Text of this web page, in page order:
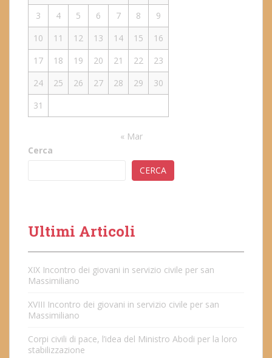
3
4 5 6 7 8
9
10
11 12 13 14 15
16
17
18 19 20 21 22
23
24
25 26 27 28 29
30
31
« Mar
Cerca
CERCA
Ultimi Articoli
XIX Incontro dei giovani in servizio civile per san
Massimiliano
XVIII Incontro dei giovani in servizio civile per san
Massimiliano
Corpi civili di pace, l’idea del Ministro Abodi per la loro
stabilizzazione